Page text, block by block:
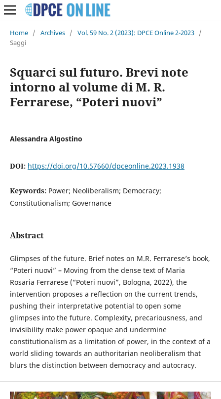
Home / Archives / Vol. 59 No. 2 (2023): DPCE Online 2-2023 /
Saggi
Squarci sul futuro. Brevi note
intorno al volume di M. R.
Ferrarese, “Poteri nuovi”
Alessandra Algostino
DOI: https://doi.org/10.57660/dpceonline.2023.1938
Keywords: Power; Neoliberalism; Democracy;
Constitutionalism; Governance
Abstract
Glimpses of the future. Brief notes on M.R. Ferrarese’s book,
“Poteri nuovi” – Moving from the dense text of Maria
Rosaria Ferrarese (“Poteri nuovi”, Bologna, 2022), the
intervention proposes a reflection on the current trends,
pushing their interpretative potential to open some
glimpses into the future. Complexity, precariousness, and
invisibility make power opaque and undermine
constitutionalism as a limitation of power, in the context of a
world sliding towards an authoritarian neoliberalism that
blurs the distinction between democracy and autocracy.